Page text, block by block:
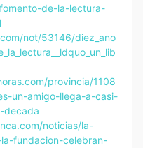
de-la-lectura-
not/53146/diez_ano
provincia/1108
un-amigo-llega-a-casi-
decada
noticias/la-
fundacion-celebran-